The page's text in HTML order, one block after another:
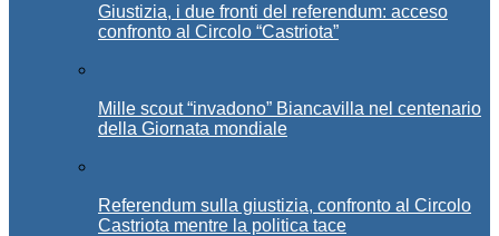
Giustizia, i due fronti del referendum: acceso
confronto al Circolo “Castriota”
Mille scout “invadono” Biancavilla nel centenario
della Giornata mondiale
Referendum sulla giustizia, confronto al Circolo
Castriota mentre la politica tace